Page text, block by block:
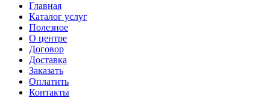
Главная
Каталог услуг
Полезное
О центре
Договор
Доставка
Заказать
Оплатить
Контакты